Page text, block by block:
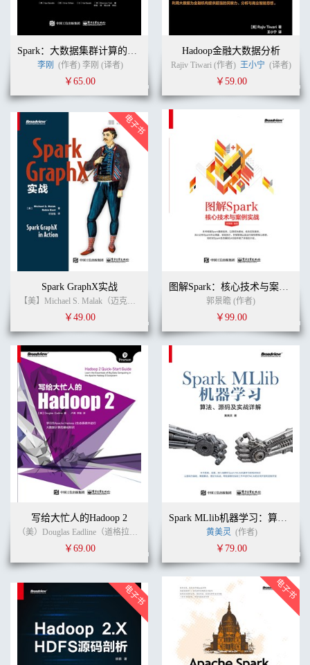
Spark：大数据集群计算的生产实践
李刚 (作者) 李刚 (译者)
￥65.00
Hadoop金融大数据分析
Rajiv Tiwari (作者) 王小宁 (译者)
￥59.00
Spark GraphX实战
【美】Michael S. Malak（迈克尔 S. 马拉克） 【美】Robin East（罗宾 伊斯特）
￥49.00
图解Spark：核心技术与案例实战
郭景瞻 (作者)
￥99.00
写给大忙人的Hadoop 2
（美）Douglas Eadline（道格拉斯·伊德理恩） (作者) 卢涛 (译者)
￥69.00
Spark MLlib机器学习：算法、源码及实战详解
黄美灵 (作者)
￥79.00